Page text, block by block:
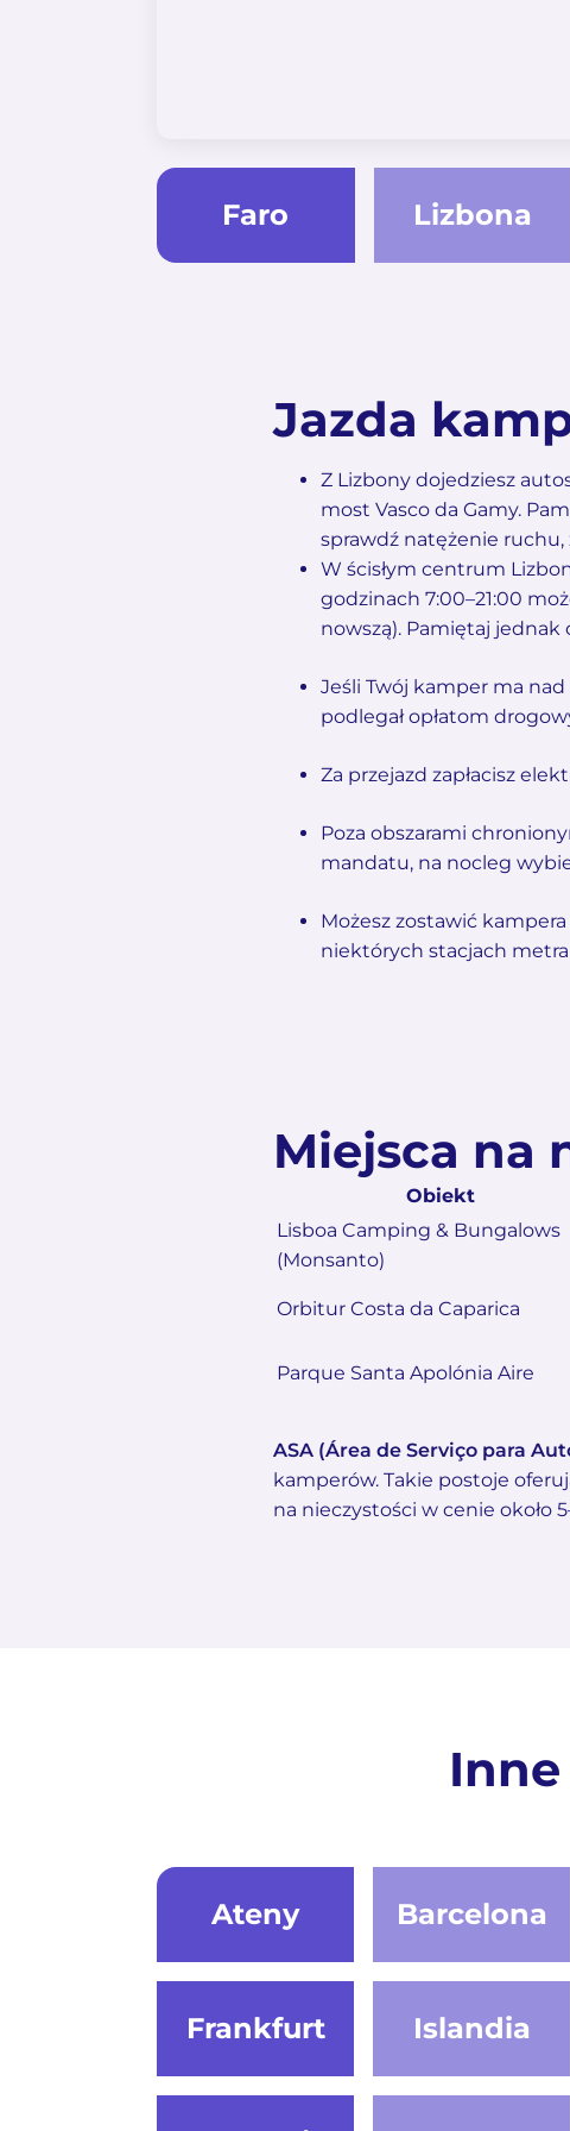
Faro Lizbona
Jazda
Z Lizbony dojedziesz
most Vasco da Gamy.
sprawdź natężenie ruchu,
W ścisłym centrum
godzinach 7:00–21:00
nowszą). Pamiętaj
Jeśli Twój kamper ma
podlegał opłatom
Za przejazd zapłacisz
Poza obszarami
mandatu, na nocleg
Możesz zostawić
niektórych stacjach
Miejsca na
Obiekt
Lisboa Camping & Bungalows
(Monsanto)
Orbitur Costa da Caparica
Parque Santa Apolónia Aire
ASA (Área de Serviço para
kamperów. Takie postoje
na nieczystości w cenie około
Ateny Barcelona
Frankfurt Islandia